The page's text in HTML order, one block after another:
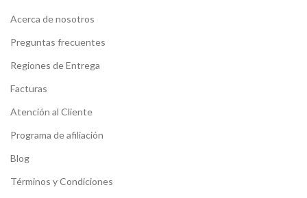
Acerca de nosotros
Preguntas frecuentes
Regiones de Entrega
Facturas
Atención al Cliente
Programa de afiliación
Blog
Términos y Condiciones